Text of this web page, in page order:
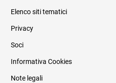
Elenco siti tematici
Privacy
Soci
Informativa Cookies
Note legali